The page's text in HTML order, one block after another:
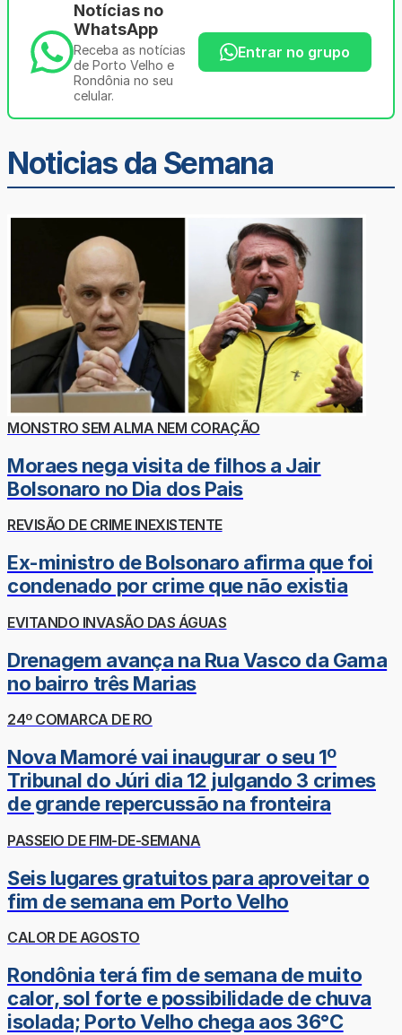
Notícias no
WhatsApp
Receba as notícias
de Porto Velho e
Rondônia no seu
celular.
Entrar no grupo
Noticias da Semana
MONSTRO SEM ALMA NEM CORAÇÃO
Moraes nega visita de filhos a Jair
Bolsonaro no Dia dos Pais
REVISÃO DE CRIME INEXISTENTE
Ex-ministro de Bolsonaro afirma que foi
condenado por crime que não existia
EVITANDO INVASÃO DAS ÁGUAS
Drenagem avança na Rua Vasco da Gama
no bairro três Marias
24º COMARCA DE RO
Nova Mamoré vai inaugurar o seu 1º
Tribunal do Júri dia 12 julgando 3 crimes
de grande repercussão na fronteira
PASSEIO DE FIM-DE-SEMANA
Seis lugares gratuitos para aproveitar o
fim de semana em Porto Velho
CALOR DE AGOSTO
Rondônia terá fim de semana de muito
calor, sol forte e possibilidade de chuva
isolada; Porto Velho chega aos 36°C